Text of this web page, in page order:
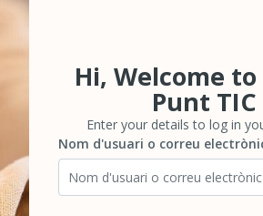
Hi, Welcome
Punt TIC
Enter your details to log in
Salta-t'ho per crear un nou compte
Nom d'usuari o correu electrònic
Nom d'usuari o correu